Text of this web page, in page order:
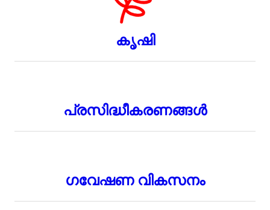
കൃഷി
പ്രസിദ്ധീകരണങ്ങൾ
ഗവേഷണ വികസനം